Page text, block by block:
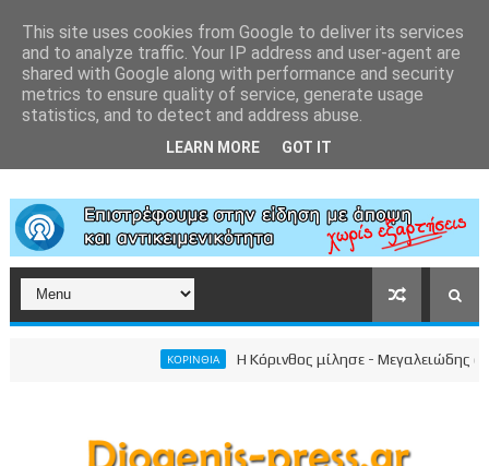
ΚΟΡΙΝΘΙΑ Η Κόρινθος μίλησε - Μεγαλειώδης
This site uses cookies from Google to deliver its services
and to analyze traffic. Your IP address and user-agent are
shared with Google along with performance and security
metrics to ensure quality of service, generate usage
statistics, and to detect and address abuse.
LEARN MORE GOT IT